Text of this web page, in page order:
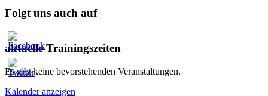
Folgt uns auch auf
aktuelle Trainingszeiten
Es gibt keine bevorstehenden Veranstaltungen.
Kalender anzeigen